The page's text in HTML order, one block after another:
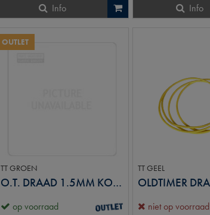
Info
Info
OUTLET
TT GROEN
O.T. DRAAD 1.5MM KOPER GR
op voorraad
TT GEEL
niet op voorraad